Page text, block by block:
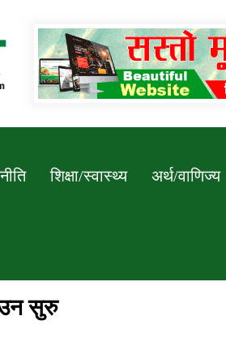
Newssarokar
शिक्षा/स्वास्थ्य अर्थ/वाणिज्य
सुरु